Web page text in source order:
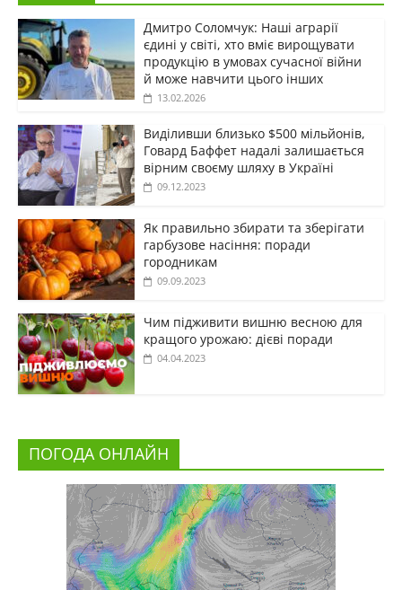
Дмитро Соломчук: Наші аграрії
єдині у світі, хто вміє вирощувати
продукцію в умовах сучасної війни
й може навчити цього інших
13.02.2026
Виділивши близько $500 мільйонів,
Говард Баффет надалі залишається
вірним своєму шляху в Україні
09.12.2023
Як правильно збирати та зберігати
гарбузове насіння: поради
городникам
09.09.2023
Чим підживити вишню весною для
кращого урожаю: дієві поради
04.04.2023
ПОГОДА ОНЛАЙН